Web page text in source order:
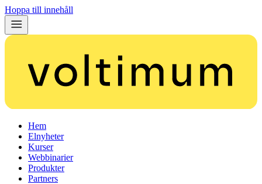
Hoppa till innehåll
Hem
Elnyheter
Kurser
Webbinarier
Produkter
Partners